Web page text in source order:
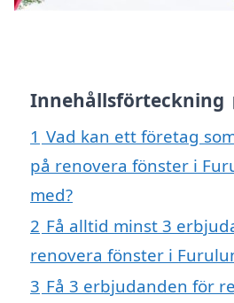
Innehållsförteckning
1 Vad kan ett företag
på renovera fönster i
med?
2 Få alltid minst 3
renovera fönster i
3 Få 3 erbjudanden för